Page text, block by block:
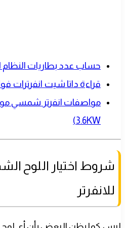
حساب عدد بطاريات
قراءة داتا شيت انفرترات
3.6KW)
شروط اختيار اللوح
للانفرتر